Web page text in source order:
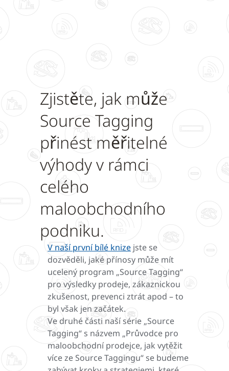
Zjistěte, jak může
Source Tagging
přinést měřitelné
výhody v rámci
celého
maloobchodního
podniku.
V naší první bílé knize jste se
dozvěděli, jaké přínosy může mít
ucelený program „Source Tagging“
pro výsledky prodeje, zákaznickou
zkušenost, prevenci ztrát apod – to
byl však jen začátek.
Ve druhé části naší série „Source
Tagging“ s názvem „Průvodce pro
maloobchodní prodejce, jak vytěžit
více ze Source Taggingu“ se budeme